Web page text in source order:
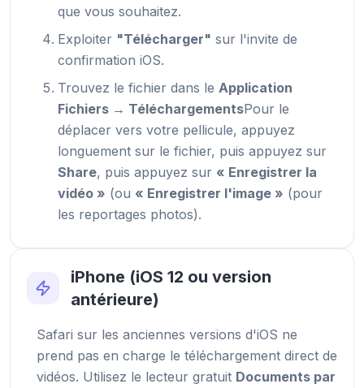
que vous souhaitez.
Exploiter "Télécharger" sur l'invite de
confirmation iOS.
Trouvez le fichier dans le Application
Fichiers → TéléchargementsPour le
déplacer vers votre pellicule, appuyez
longuement sur le fichier, puis appuyez sur
Share, puis appuyez sur « Enregistrer la
vidéo » (ou « Enregistrer l'image » (pour
les reportages photos).
iPhone (iOS 12 ou version
antérieure)
Safari sur les anciennes versions d'iOS ne
prend pas en charge le téléchargement direct de
vidéos. Utilisez le lecteur gratuit Documents par